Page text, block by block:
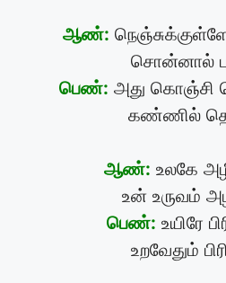
ஆண்:
சொன்னால்
பெண்: அது கொஞ்சி
கண்ணில்
ஆண்: உலகே
உன் உருவம்
பெண்: உயிரே
உறவேதும்